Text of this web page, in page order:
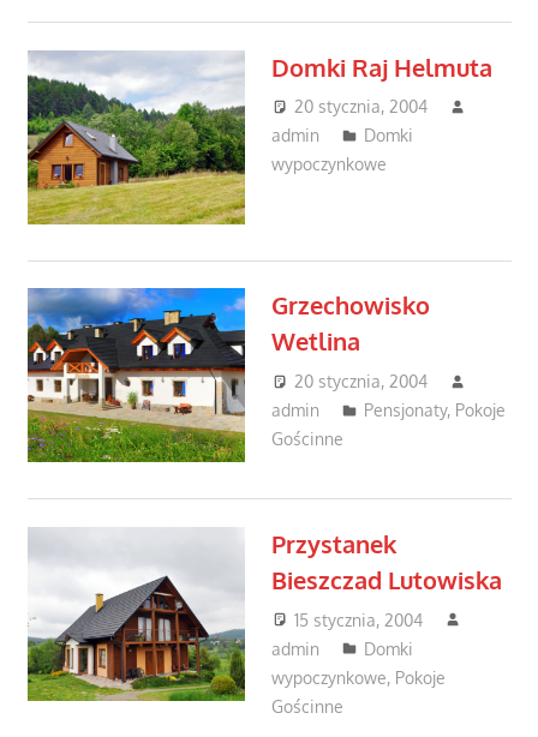
Domki Raj Helmuta
20 stycznia, 2004
admin
Domki
wypoczynkowe
Grzechowisko
Wetlina
20 stycznia, 2004
admin
Pensjonaty, Pokoje
Gościnne
Przystanek
Bieszczad Lutowiska
15 stycznia, 2004
admin
Domki
wypoczynkowe, Pokoje
Gościnne